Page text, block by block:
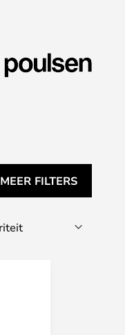
MEER FILTERS